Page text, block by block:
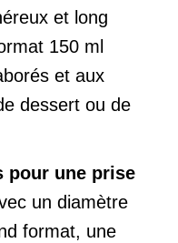
et long
150 ml
et aux
dessert ou de
pour une prise
un diamètre
format, une